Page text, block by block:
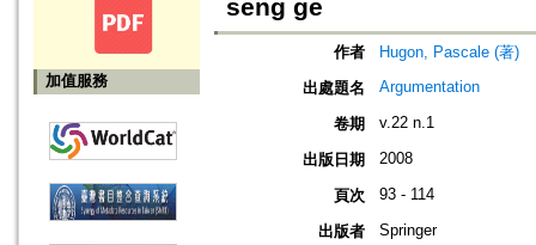
加值服務
seng ge
作者
Hugon, Pascale (著)
出處題名
Argumentation
卷期 v.22 n.1
出版日期 2008
頁次 93 - 114
出版者 Springer